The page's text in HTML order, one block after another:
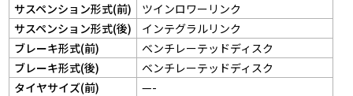
サスペンション形式(前)
ツインロワーリンク
サスペンション形式(後)
インテグラルリンク
ブレーキ形式(前)
ベンチレーテッドディスク
ブレーキ形式(後)
ベンチレーテッドディスク
タイヤサイズ(前)
—-